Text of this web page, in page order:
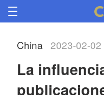
China 2023-02-
La